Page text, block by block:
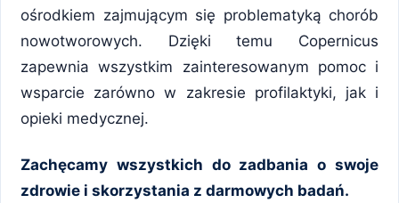
ośrodkiem zajmującym się problematyką chorób
nowotworowych. Dzięki temu Copernicus
zapewnia wszystkim zainteresowanym pomoc i
wsparcie zarówno w zakresie profilaktyki, jak i
opieki medycznej.
Zachęcamy wszystkich do zadbania o swoje
zdrowie i skorzystania z darmowych badań.